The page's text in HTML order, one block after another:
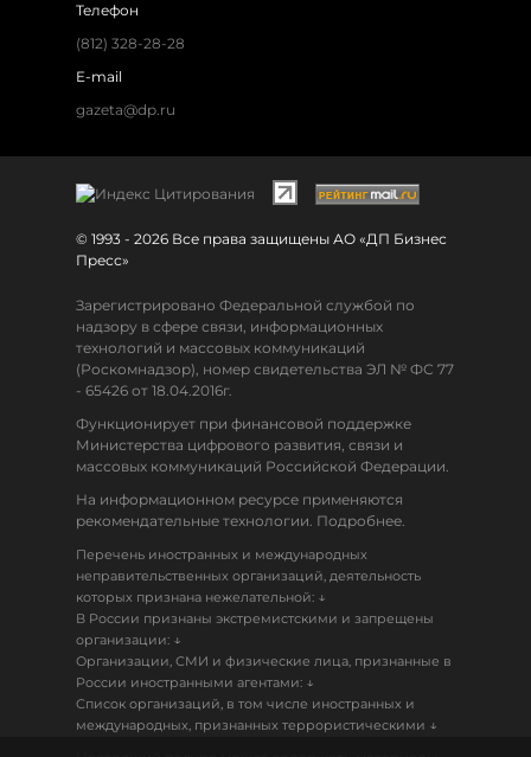
Телефон
(812) 328-28-28
E-mail
gazeta@dp.ru
© 1993 - 2026 Все права защищены АО «ДП Бизнес
Пресс»
Зарегистрировано Федеральной службой по
надзору в сфере связи, информационных
технологий и массовых коммуникаций
(Роскомнадзор), номер свидетельства ЭЛ № ФС 77
- 65426 от 18.04.2016г.
Функционирует при финансовой поддержке
Министерства цифрового развития, связи и
массовых коммуникаций Российской Федерации.
На информационном ресурсе применяются
рекомендательные технологии. Подробнее.
Перечень иностранных и международных
неправительственных организаций, деятельность
которых признана нежелательной: ↓
В России признаны экстремистскими и запрещены
организации: ↓
Организации, СМИ и физические лица, признанные в
России иностранными агентами: ↓
Список организаций, в том числе иностранных и
международных, признанных террористическими ↓